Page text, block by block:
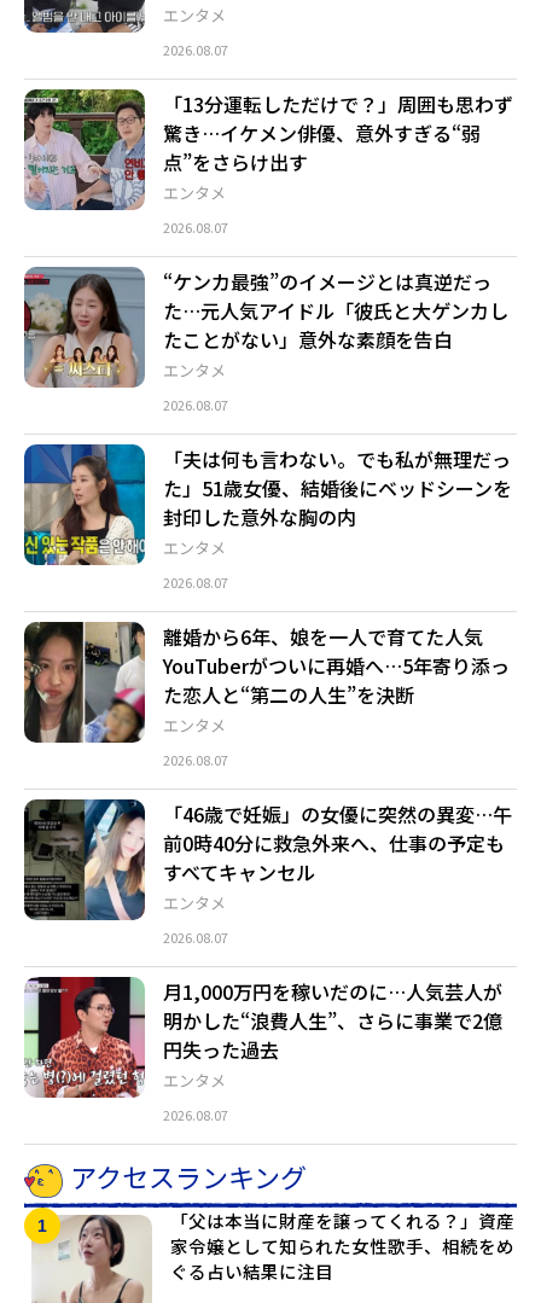
エンタメ
2026.08.07
エンタメ
「13分運転しただけで？」周囲も思わず
驚き…イケメン俳優、意外すぎる“弱
点”をさらけ出す
2026.08.07
エンタメ
“ケンカ最強”のイメージとは真逆だっ
た…元人気アイドル「彼氏と大ゲンカし
たことがない」意外な素顔を告白
2026.08.07
エンタメ
「夫は何も言わない。でも私が無理だっ
た」51歳女優、結婚後にベッドシーンを
封印した意外な胸の内
2026.08.07
エンタメ
離婚から6年、娘を一人で育てた人気
YouTuberがついに再婚へ…5年寄り添っ
た恋人と“第二の人生”を決断
2026.08.07
エンタメ
「46歳で妊娠」の女優に突然の異変…午
前0時40分に救急外来へ、仕事の予定も
すべてキャンセル
2026.08.07
エンタメ
月1,000万円を稼いだのに…人気芸人が
明かした“浪費人生”、さらに事業で2億
円失った過去
2026.08.07
アクセスランキング
「父は本当に財産を譲ってくれる？」資産
家令嬢として知られた女性歌手、相続をめ
ぐる占い結果に注目